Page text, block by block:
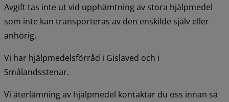
Avgift tas inte ut vid upphämtning av stora hjälpmedel
som inte kan transporteras av den enskilde själv eller
anhörig.
Vi har hjälpmedelsförråd i Gislaved och i
Smålandsstenar.
Vi återlämning av hjälpmedel kontaktar du oss innan så